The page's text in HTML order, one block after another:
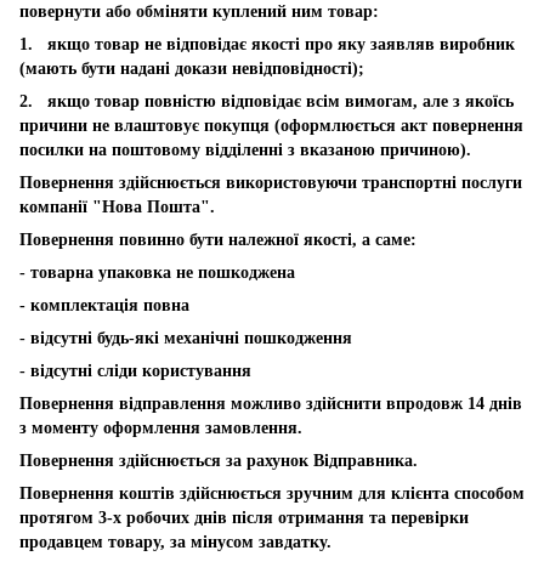
повернути або обміняти куплений ним товар:
1. якщо товар не відповідає якості про яку заявляв виробник
(мають бути надані докази невідповідності);
2. якщо товар повністю відповідає всім вимогам, але з якоїсь
причини не влаштовує покупця (оформлюється акт повернення
посилки на поштовому відділенні з вказаною причиною).
Повернення здійснюється використовуючи транспортні послуги
компанії "Нова Пошта".
Повернення повинно бути належної якості, а саме:
- товарна упаковка не пошкоджена
- комплектація повна
- відсутні будь-які механічні пошкодження
- відсутні сліди користування
Повернення відправлення можливо здійснити впродовж 14 днів
з моменту оформлення замовлення.
Повернення здійснюється за рахунок Відправника.
Повернення коштів здійснюється зручним для клієнта способом
протягом 3-х робочих днів після отримання та перевірки
продавцем товару, за мінусом завдатку.